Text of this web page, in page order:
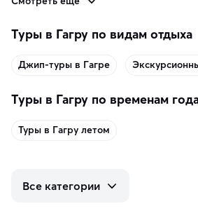
Туры в Гагру по видам отдыха
Джип-туры в Гагре
Туры в Гагру по временам
Туры в Гагру летом
Все категории